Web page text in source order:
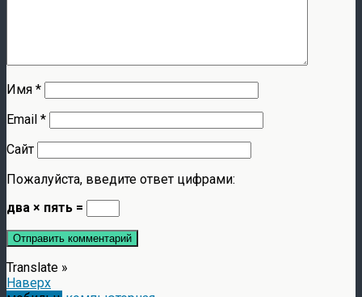
Имя *
Email *
Сайт
Пожалуйста, введите ответ цифрами:
два × пять =
Translate »
Наверх